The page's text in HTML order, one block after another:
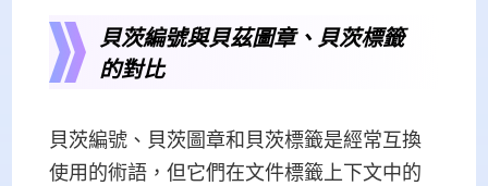
貝茨編號與貝茲圖章、貝茨標籤
的對比
貝茨編號、貝茨圖章和貝茨標籤是經常互換
使用的術語，但它們在文件標籤上下文中的